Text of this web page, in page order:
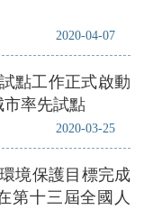
2020-04-07
2020-03-25
點工作正式啟動
市率先試點
境保護目標完成
第十三屆全國人